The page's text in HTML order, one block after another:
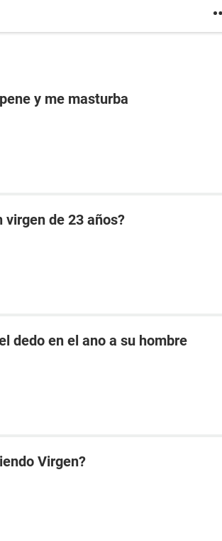
y me masturba
virgen de 23 años?
dedo en el ano a su hombre
Virgen?